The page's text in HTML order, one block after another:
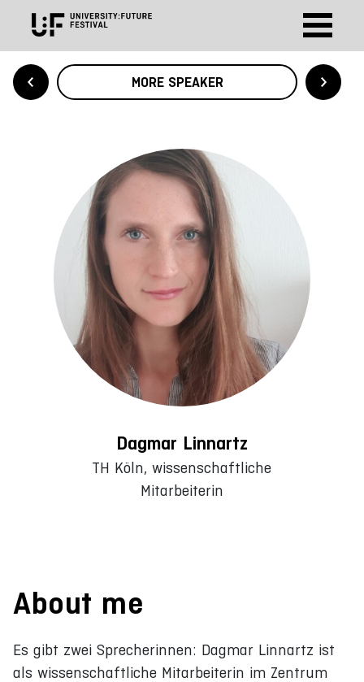
MORE SPEAKER
Dagmar Linnartz
TH Köln, wissenschaftliche
Mitarbeiterin
About me
Es gibt zwei Sprecherinnen: Dagmar Linnartz ist
als wissenschaftliche Mitarbeiterin im Zentrum